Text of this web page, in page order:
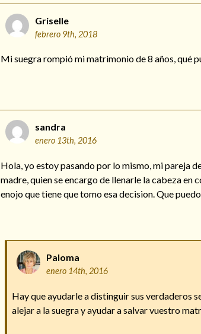
Griselle
febrero 9th, 2018
Mi suegra rompió mi matrimonio de 8 años, qué
sandra
enero 13th, 2016
Hola, yo estoy pasando por lo mismo, mi pareja
madre, quien se encargo de llenarle la cabeza en
enojo que tiene que tomo esa decision. Que
Paloma
enero 14th, 2016
Hay que ayudarle a distinguir sus verdaderos
alejar a la suegra y ayudar a salvar vuestro